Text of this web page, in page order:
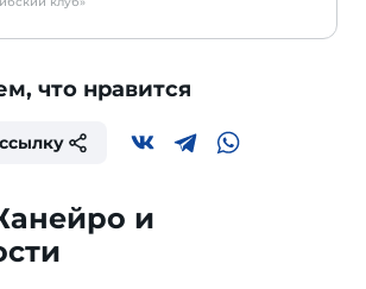
что нравится
и